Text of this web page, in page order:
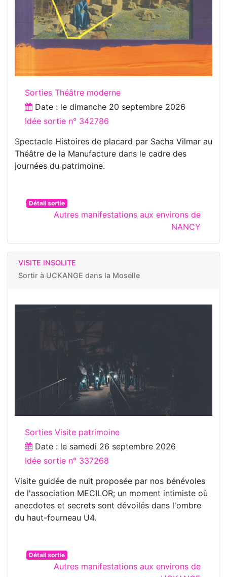
Sorties Théâtre moderne
Date : le dimanche 20 septembre 2026
Idée sortie n° 342786
Spectacle Histoires de placard par Sacha Vilmar au
Théâtre de la Manufacture dans le cadre des
journées du patrimoine.
Détail sortie
Autres manifestations aux environs de
NANCY
VISITE INSOLITE
Sortir à UCKANGE dans la Moselle
Sorties Visite patrimoine
Date : le samedi 26 septembre 2026
Idée sortie n° 337268
Visite guidée de nuit proposée par nos bénévoles
de l'association MECILOR; un moment intimiste où
anecdotes et secrets sont dévoilés dans l'ombre
du haut-fourneau U4.
Détail sortie
Autres manifestations aux environs de